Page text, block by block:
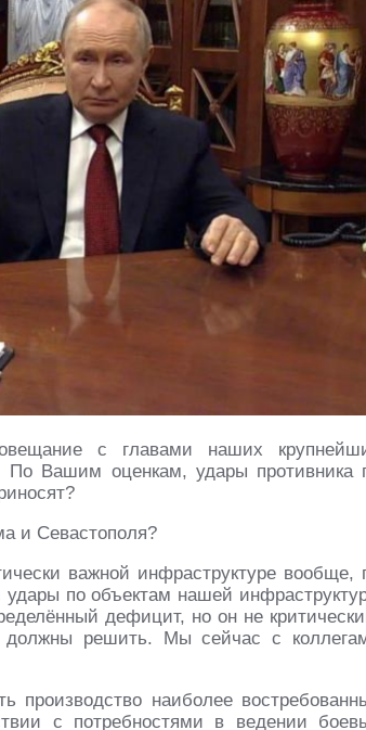
с главами наших
По Вашим оценкам, удары противника
и Севастополя?
важной инфраструктуре вообще,
удары по объектам нашей
дефицит, но он не
должны решить. Мы сейчас с
производство наиболее
с потребностями в ведении